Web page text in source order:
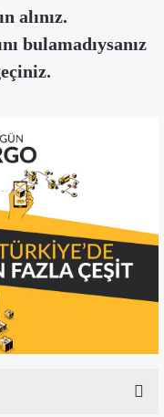
alınız.
bulamadıysanız